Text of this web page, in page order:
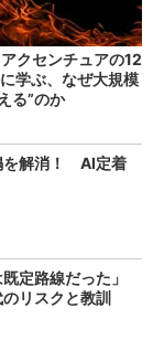
クセンチュアの12
学ぶ、なぜ大規模
る”のか
を解消！ AI定着
定路線だった」
リスクと教訓